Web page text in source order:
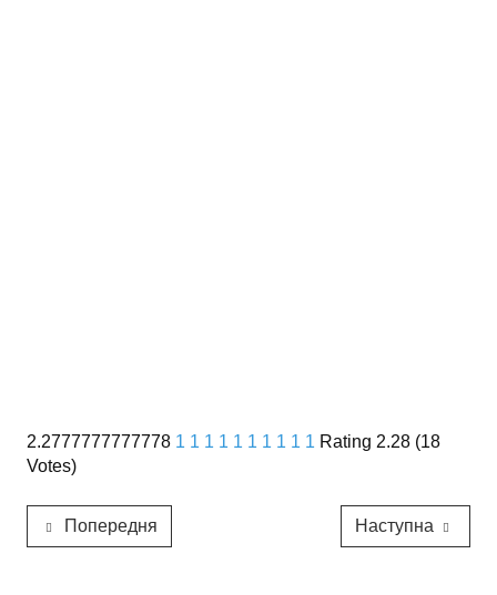
2.2777777777778 1 1 1 1 1 1 1 1 1 1 Rating 2.28 (18
Votes)
Попередня Наступна